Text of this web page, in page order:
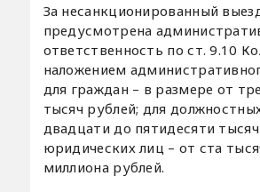
За несанкционированный
предусмотрена
ответственность по ст. 9.10
наложением
для граждан – в размере от
тысяч рублей; для
двадцати до пятидесяти
юридических лиц – от ста
миллиона рублей.